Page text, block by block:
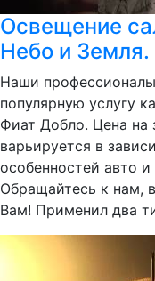
Освещение
Небо и Земля.
Наши
популярную услугу
Фиат Добло. Цена на
варьируется в
особенностей авто
Обращайтесь к нам,
Вам! Применил два